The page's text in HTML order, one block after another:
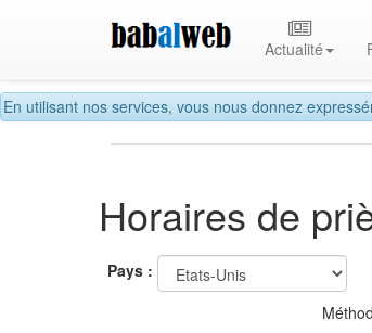
En utilisant nos services, vous nous donnez
Actualité
Horaires de
Pays :